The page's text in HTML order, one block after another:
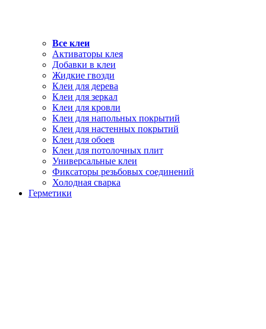
Все клеи
Активаторы клея
Добавки в клеи
Жидкие гвозди
Клеи для дерева
Клеи для зеркал
Клеи для кровли
Клеи для напольных покрытий
Клеи для настенных покрытий
Клеи для обоев
Клеи для потолочных плит
Универсальные клеи
Фиксаторы резьбовых соединений
Холодная сварка
Герметики